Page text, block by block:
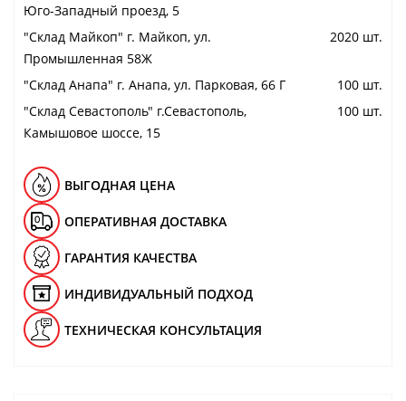
Юго-Западный проезд, 5
"Cклад Майкоп" г. Майкоп, ул.
Промышленная 58Ж
2020 шт.
"Cклад Анапа" г. Анапа, ул. Парковая, 66 Г
100 шт.
"Cклад Севастополь" г.Севастополь,
Камышовое шоссе, 15
100 шт.
ВЫГОДНАЯ ЦЕНА
ОПЕРАТИВНАЯ ДОСТАВКА
ГАРАНТИЯ КАЧЕСТВА
ИНДИВИДУАЛЬНЫЙ ПОДХОД
ТЕХНИЧЕСКАЯ КОНСУЛЬТАЦИЯ